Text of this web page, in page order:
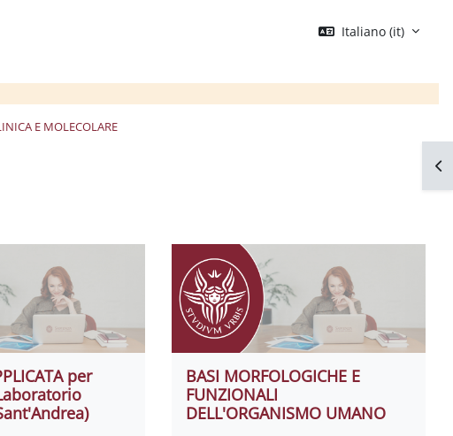
Italiano ‎(it)‎
E MOLECOLARE
per
BASI MORFOLOGICHE E
FUNZIONALI
DELL'ORGANISMO UMANO